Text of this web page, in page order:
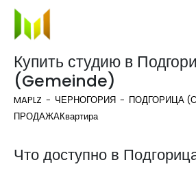
Купить студию в
(Gemeinde)
MAPLZ ЧЕРНОГОРИЯ
ПОДГОРИЦА
ПРОДАЖАКвартира
Что доступно в